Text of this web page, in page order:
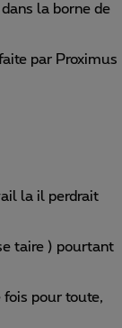
la borne de
par Proximus
la il perdrait
taire ) pourtant
pour toute,